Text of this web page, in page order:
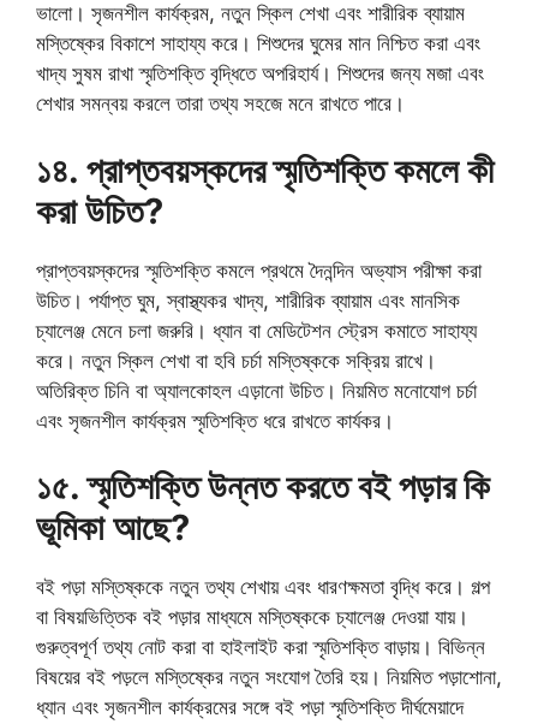
ভালো। সৃজনশীল কার্যক্রম, নতুন স্কিল শেখা এবং শারীরিক ব্যায়াম
মস্তিষ্কের বিকাশে সাহায্য করে। শিশুদের ঘুমের মান নিশ্চিত করা এবং
খাদ্য সুষম রাখা স্মৃতিশক্তি বৃদ্ধিতে অপরিহার্য। শিশুদের জন্য মজা এবং
শেখার সমন্বয় করলে তারা তথ্য সহজে মনে রাখতে পারে।
১৪. প্রাপ্তবয়স্কদের স্মৃতিশক্তি কমলে কী
করা উচিত?
প্রাপ্তবয়স্কদের স্মৃতিশক্তি কমলে প্রথমে দৈনন্দিন অভ্যাস পরীক্ষা করা
উচিত। পর্যাপ্ত ঘুম, স্বাস্থ্যকর খাদ্য, শারীরিক ব্যায়াম এবং মানসিক
চ্যালেঞ্জ মেনে চলা জরুরি। ধ্যান বা মেডিটেশন স্ট্রেস কমাতে সাহায্য
করে। নতুন স্কিল শেখা বা হবি চর্চা মস্তিষ্ককে সক্রিয় রাখে।
অতিরিক্ত চিনি বা অ্যালকোহল এড়ানো উচিত। নিয়মিত মনোযোগ চর্চা
এবং সৃজনশীল কার্যক্রম স্মৃতিশক্তি ধরে রাখতে কার্যকর।
১৫. স্মৃতিশক্তি উন্নত করতে বই পড়ার কি
ভূমিকা আছে?
বই পড়া মস্তিষ্ককে নতুন তথ্য শেখায় এবং ধারণক্ষমতা বৃদ্ধি করে। গল্প
বা বিষয়ভিত্তিক বই পড়ার মাধ্যমে মস্তিষ্ককে চ্যালেঞ্জ দেওয়া যায়।
গুরুত্বপূর্ণ তথ্য নোট করা বা হাইলাইট করা স্মৃতিশক্তি বাড়ায়। বিভিন্ন
বিষয়ের বই পড়লে মস্তিষ্কের নতুন সংযোগ তৈরি হয়। নিয়মিত পড়াশোনা,
ধ্যান এবং সৃজনশীল কার্যক্রমের সঙ্গে বই পড়া স্মৃতিশক্তি দীর্ঘমেয়াদে